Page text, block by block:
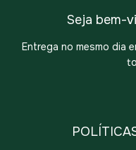
Seja bem-
Entrega no mesmo dia